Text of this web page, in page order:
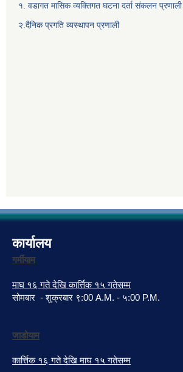
१. वडागत मासिक व्यक्तिगत घटना दर्ता संकलन प्रणाली
२.दैनिक प्रगति व्यस्थापन प्रणाली
कार्यालय
गर्मीयाम
माघ १६ गते देखि कार्त्तिक १५ गतेसम्म
सोमबार - शुक्रबार ९:00 A.M. - ५:00 P.M.
जाडोयाम
कार्त्तिक १६ गते देखि माघ १५ गतेसम्म